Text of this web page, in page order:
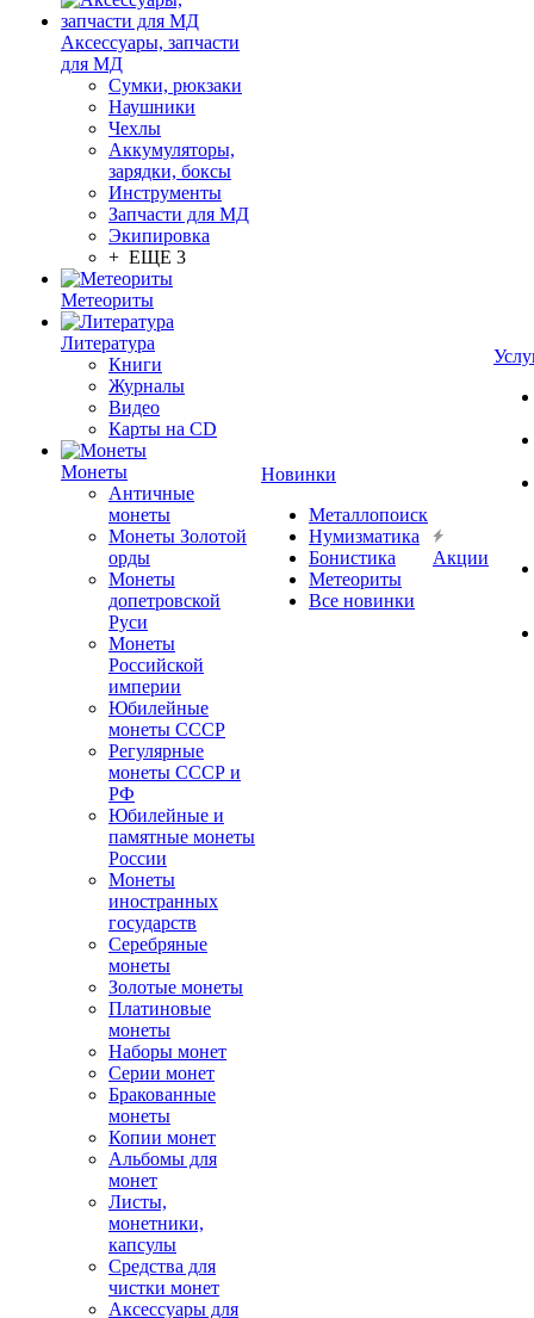
Аксессуары, запчасти
для МД
Сумки, рюкзаки
Наушники
Чехлы
Аккумуляторы,
зарядки, боксы
Инструменты
Запчасти для МД
Экипировка
+ ЕЩЕ 3
Метеориты
Литература
Книги
Журналы
Видео
Карты на CD
Монеты
Античные
монеты
Монеты Золотой
орды
Монеты
допетровской
Руси
Монеты
Российской
империи
Юбилейные
монеты СССР
Регулярные
монеты СССР и
РФ
Юбилейные и
памятные монеты
России
Монеты
иностранных
государств
Серебряные
монеты
Золотые монеты
Платиновые
монеты
Наборы монет
Серии монет
Бракованные
монеты
Копии монет
Альбомы для
монет
Листы,
монетники,
капсулы
Средства для
чистки монет
Аксессуары для
Новинки
Металлопоиск
Нумизматика
Бонистика
Метеориты
Все новинки
Акции